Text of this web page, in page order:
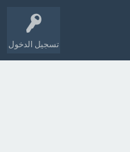
تسجيل الدخول